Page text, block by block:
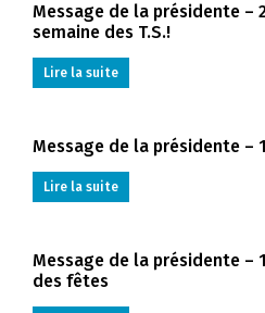
Message de la présidente –
semaine des T.S.!
Lire la suite
Message de la présidente –
Lire la suite
Message de la présidente –
des fêtes